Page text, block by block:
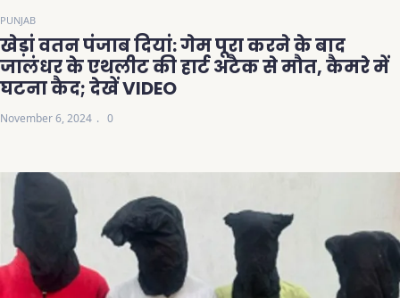
PUNJAB
खेड़ां वतन पंजाब दियां: गेम पूरा करने के बाद
जालंधर के एथलीट की हार्ट अटैक से मौत, कैमरे में
घटना कैद; देखें VIDEO
November 6, 2024 0